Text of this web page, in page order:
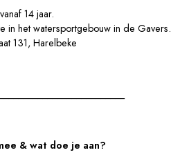
14 jaar.
in het watersportgebouw in de Gavers.
131, Harelbeke
& wat doe je aan?